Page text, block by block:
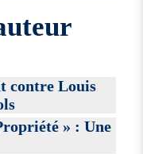
contre Louis
» : Une